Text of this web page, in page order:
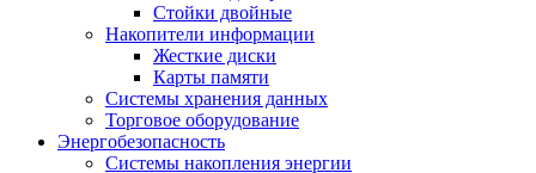
Стойки двойные
Накопители информации
Жесткие диски
Карты памяти
Системы хранения данных
Торговое оборудование
Энергобезопасность
Системы накопления энергии